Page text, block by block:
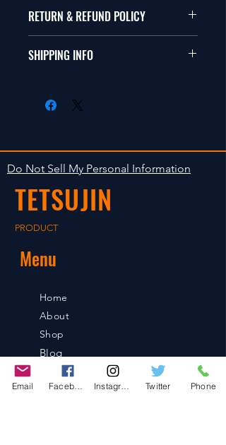
本品は1/10サイズのラジオコント
This items fit in with 1/10 sizes of
RETURN & REFUND POLICY
商品に明らかな欠陥がないかぎり
isn't accepted in goods.
SHIPPING INFO
します。海外への出荷は入金確認
The occasion with the stock is
shipped in 2-5 days. Shipment to
foreign countries will be shipment
after payment confirmation.
Do Not Sell My Personal Information
TETSUJIN
PRODUCT
Menu
Home
About
Shop
Blog
Contact
Email Twitter Phone